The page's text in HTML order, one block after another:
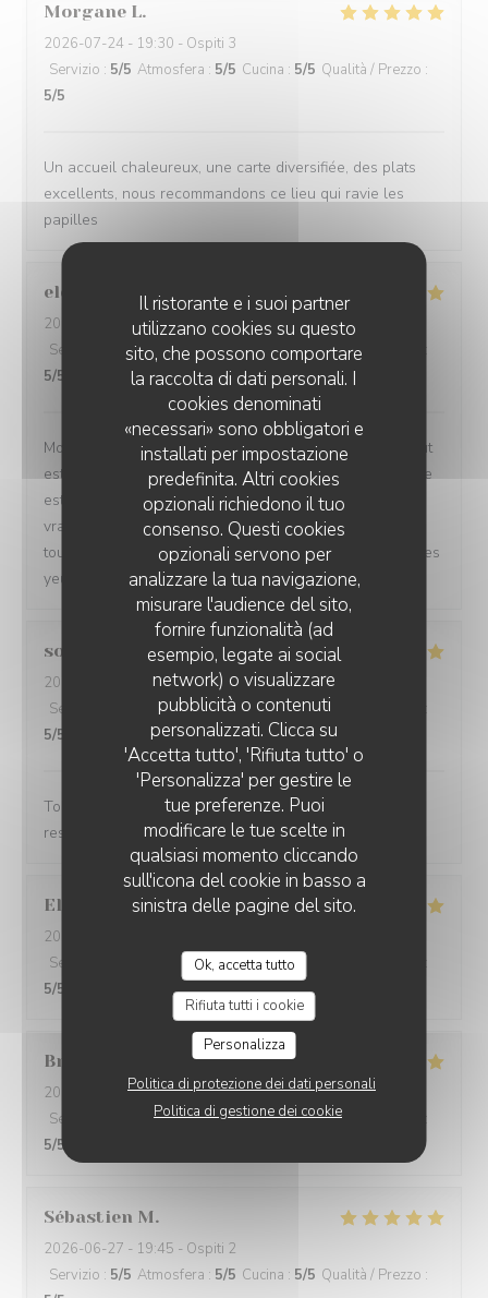
Il ristorante e i suoi partner
utilizzano cookies su questo
sito, che possono comportare
la raccolta di dati personali. I
cookies denominati
«necessari» sono obbligatori e
installati per impostazione
predefinita. Altri cookies
opzionali richiedono il tuo
consenso. Questi cookies
opzionali servono per
analizzare la tua navigazione,
misurare l'audience del sito,
fornire funzionalità (ad
esempio, legate ai social
network) o visualizzare
pubblicità o contenuti
personalizzati. Clicca su
'Accetta tutto', 'Rifiuta tutto' o
'Personalizza' per gestire le
tue preferenze. Puoi
modificare le tue scelte in
qualsiasi momento cliccando
sull'icona del cookie in basso a
sinistra delle pagine del sito.
Ok, accetta tutto
Rifiuta tutti i cookie
Personalizza
Politica di protezione dei dati personali
Politica di gestione dei cookie
Morgane L
2026-07-24 - 19:30 - Ospiti 3
Servizio : 5/5 Atmosfera : 5/5 Cucina : 5/5 Qualità / Prezzo :
5/5
Un accueil chaleureux, une carte diversifiée, des plats
excellents, nous recommandons ce lieu qui ravie les
papilles
elodie
2026-07-24
- 19:30 - Ospiti 3
Servizio
/5 Atmosfera:5/5 Cucina: 5/5 Qualità / Prezzo
5/5
Mon restaurant préféré! De l’accueil jusqu’aux plats, tout
est toujours parfait. Le service est irréprochable, l’équipe
est accueillante et professionnelle, et le parking est un
vrai plus. Merci de nous offrir une telle qualité, c’est
toujours un plaisir de venir chez vous. Je recommande les
yeux fermés !
sonia
2026-07-22
- 13:00 - Ospiti 2
Servizio
Atmosfera:5/5 Cucina:5/5 Qualità / Prezzo
5/5
Tout était très bon et original. Je recommande ce
restaurant.
Elisabeth C
2026-07-10
Servizio
Atmosfera: 5/5 Cucina:
5/5
Branko
2026-07-03
- 12:00 - Ospiti 2
Servizio
Atmosfera:5/5 Cucina:5/5 Qualità / Prezzo
5/5
Sébastien M
2026-06-27 - 19:45 - Ospiti 2
Servizio : 5/5 Atmosfera : 5/5 Cucina : 5/5 Qualità / Prezzo :
RESTAURANT LE BEC FIN